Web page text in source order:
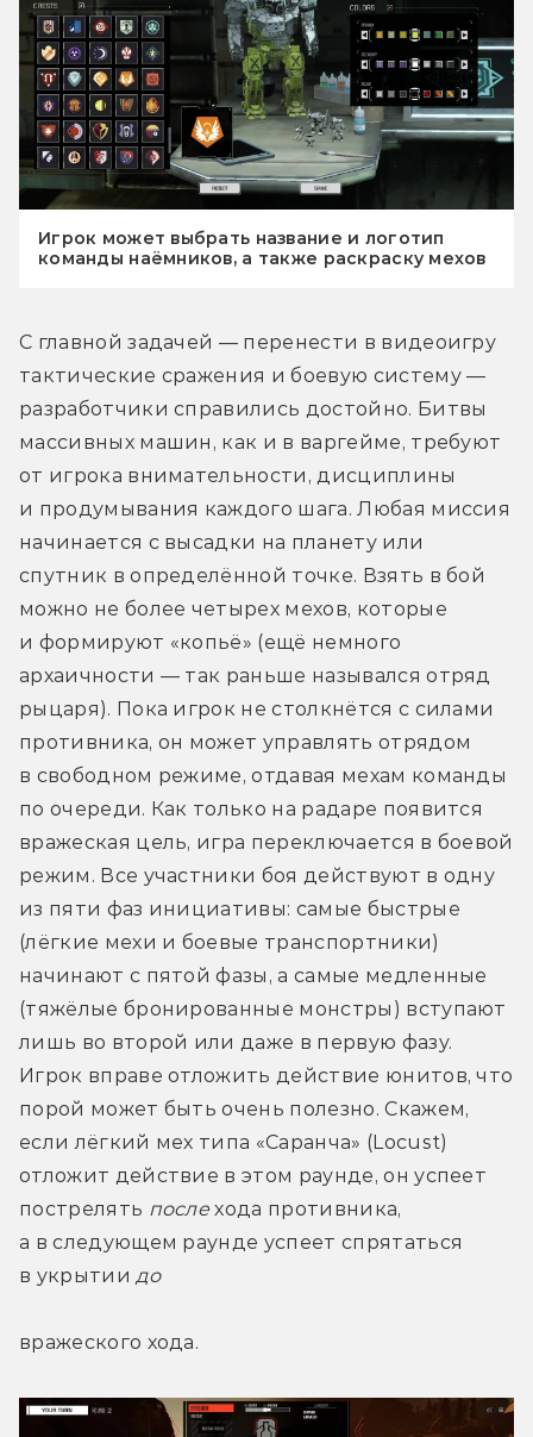
Игрок может выбрать название и логотип
команды наёмников, а также раскраску мехов
С главной задачей — перенести в видеоигру
тактические сражения и боевую систему —
разработчики справились достойно. Битвы
массивных машин, как и в варгейме, требуют
от игрока внимательности, дисциплины
и продумывания каждого шага. Любая миссия
начинается с высадки на планету или
спутник в определённой точке. Взять в бой
можно не более четырех мехов, которые
и формируют «копьё» (ещё немного
архаичности — так раньше назывался отряд
рыцаря). Пока игрок не столкнётся с силами
противника, он может управлять отрядом
в свободном режиме, отдавая мехам команды
по очереди. Как только на радаре появится
вражеская цель, игра переключается в боевой
режим. Все участники боя действуют в одну
из пяти фаз инициативы: самые быстрые
(лёгкие мехи и боевые транспортники)
начинают с пятой фазы, а самые медленные
(тяжёлые бронированные монстры) вступают
лишь во второй или даже в первую фазу.
Игрок вправе отложить действие юнитов, что
порой может быть очень полезно. Скажем,
если лёгкий мех типа «Саранча» (Locust)
отложит действие в этом раунде, он успеет
пострелять после хода противника,
а в следующем раунде успеет спрятаться
в укрытии до
вражеского хода.